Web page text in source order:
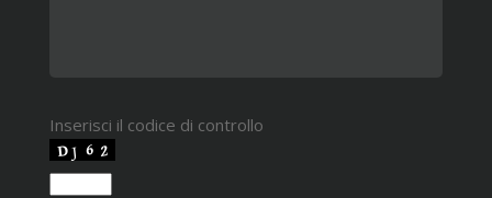
Inserisci il codice di controllo